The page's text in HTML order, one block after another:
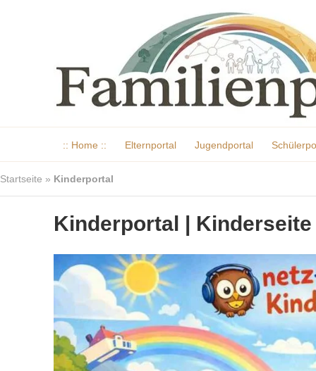
:: Home :: Elternportal Jugendportal
Startseite » Kinderportal
Kinderportal |